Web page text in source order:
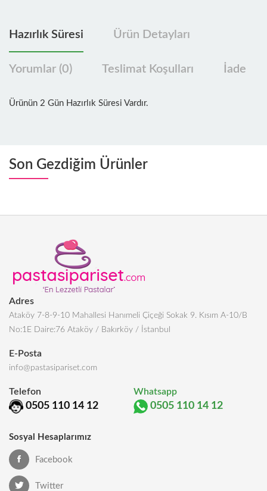
Hazırlık Süresi Ürün Detayları
Yorumlar (0) Teslimat Koşulları İade
Ürünün 2 Gün Hazırlık Süresi Vardır.
Son Gezdiğim Ürünler
Adres
Ataköy 7-8-9-10 Mahallesi Hanımeli Çiçeği Sokak 9. Kısım A-10/B
No:1E Daire:76 Ataköy / Bakırköy / İstanbul
E-Posta
info@pastasipariset.com
Telefon
0505 110 14 12
Whatsapp
0505 110 14 12
Sosyal Hesaplarımız
Facebook
Twitter